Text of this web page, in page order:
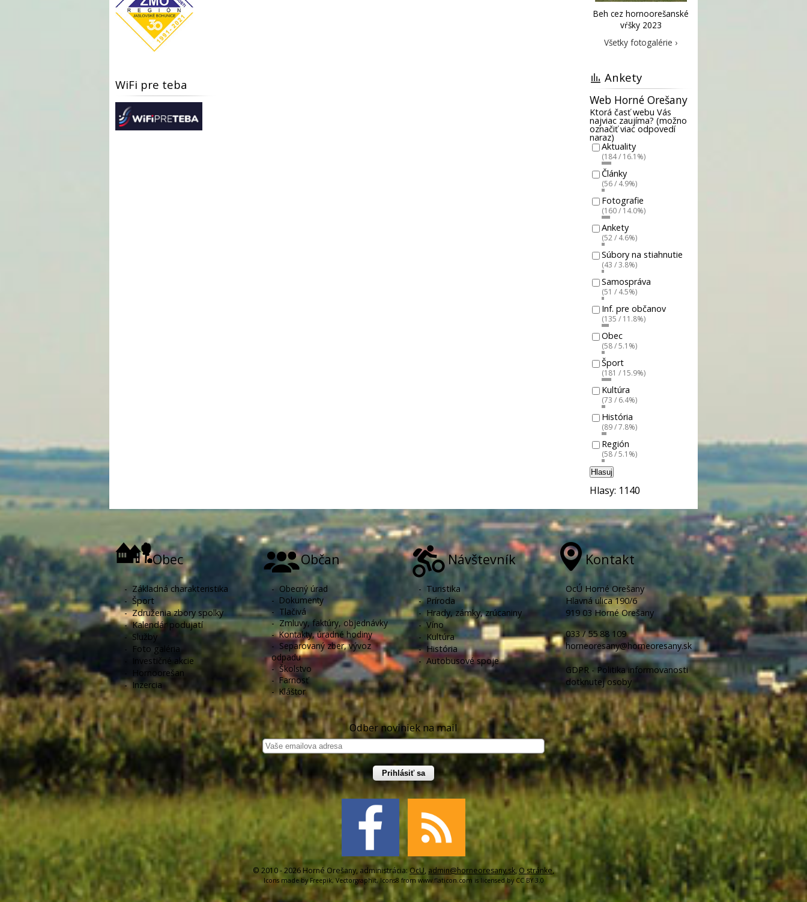
WiFi pre teba
Beh cez hornoorešanské
vŕšky 2023
Všetky fotogalérie ›
Ankety
Web Horné Orešany
Ktorá časť webu Vás
najviac zaujíma? (možno
označiť viac odpovedí
naraz)
Aktuality
(184 / 16.1%)
Články
(56 / 4.9%)
Fotografie
(160 / 14.0%)
Ankety
(52 / 4.6%)
Súbory na stiahnutie
(43 / 3.8%)
Samospráva
(51 / 4.5%)
Inf. pre občanov
(135 / 11.8%)
Obec
(58 / 5.1%)
Šport
(181 / 15.9%)
Kultúra
(73 / 6.4%)
História
(89 / 7.8%)
Región
(58 / 5.1%)
Hlasuj
Hlasy: 1140
Obec
- Základná charakteristika
- Šport
-Združenia zbory spolky
-Kalendár podujatí
- Služby
- Foto galéria
-
Investičné akcie
Hornoorešan
-Inzercia
Občan
- Obecný úrad
- Dokumenty
- Tlačivá
-Zmluvy, faktúry, objednávky
-Kontakty, úradné hodiny
- Separovaný zber, vývoz
odpadu
-Školstvo
-Farnosť
-Kláštor
Návštevník
- Turistika
-Príroda
-Hrady, zámky, zrúcaniny
-Víno
- Kultúra
-História
-Autobusové spoje
Kontakt
OcÚ Horné Orešany
Hlavná ulica 190/6
919 03 Horné Orešany
033 / 55 88 109
horneoresany@horneoresany.sk
GDPR - Politika informovanosti
dotknutej osoby
Odber noviniek na mail
Prihlásiť sa
© 2010 - 2026 Horné Orešany, administrácia: OcU, admin@horneoresany.sk, O stránke,
Icons made byFreepik, Vectorgraphit, Icons8 from www.flaticon.com is licensed by CC BY 3.0